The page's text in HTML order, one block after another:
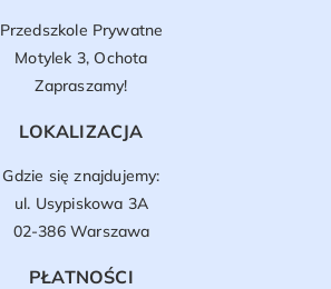
Przedszkole Prywatne
Motylek 3, Ochota
Zapraszamy!
LOKALIZACJA
Gdzie się znajdujemy:
ul. Usypiskowa 3A
02-386 Warszawa
PŁATNOŚCI